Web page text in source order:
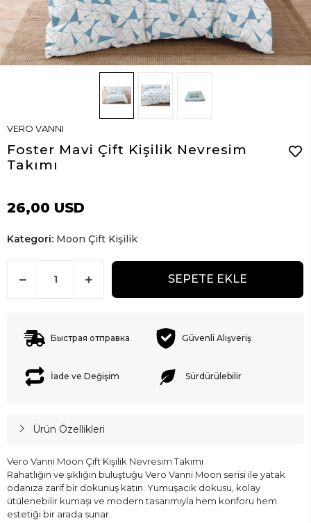
VERO VANNI
Foster Mavi Çift Kişilik Nevresim
Takımı
26,00 USD
Kategori: Moon Çift Kişilik
SEPETE EKLE
Быстрая отправка Güvenli Alışveriş
İade ve Değişim Sürdürülebilir
Ürün Özellikleri
Vero Vanni Moon Çift Kişilik Nevresim Takımı
Rahatlığın ve şıklığın buluştuğu Vero Vanni Moon serisi ile yatak
odanıza zarif bir dokunuş katın. Yumuşacık dokusu, kolay
ütülenebilir kumaşı ve modern tasarımıyla hem konforu hem
estetiği bir arada sunar.